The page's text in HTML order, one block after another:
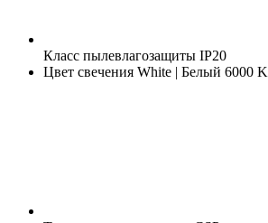
Класс пылевлагозащиты IP20
Цвет свечения White | Белый 6000 K